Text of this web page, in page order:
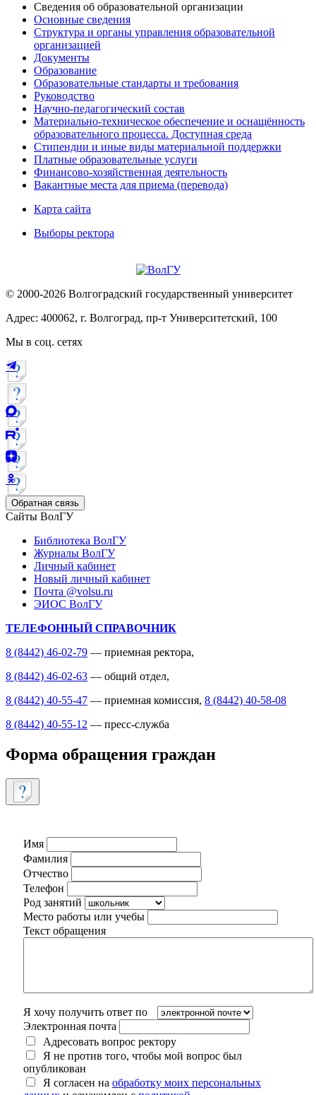
Сведения об образовательной организации
Основные сведения
Структура и органы управления образовательной
организацией
Документы
Образование
Образовательные стандарты и требования
Руководство
Научно-педагогический состав
Материально-техническое обеспечение и оснащённость
образовательного процесса. Доступная среда
Стипендии и иные виды материальной поддержки
Платные образовательные услуги
Финансово-хозяйственная деятельность
Вакантные места для приема (перевода)
Карта сайта
Выборы ректора
© 2000-2026 Волгоградский государственный университет
Адрес: 400062, г. Волгоград, пр-т Университетский, 100
Мы в соц. сетях
Обратная связь
Сайты ВолГУ
Библиотека ВолГУ
Журналы ВолГУ
Личный кабинет
Новый личный кабинет
Почта @volsu.ru
ЭИОС ВолГУ
ТЕЛЕФОННЫЙ СПРАВОЧНИК
8 (8442) 46-02-79 — приемная ректора,
8 (8442) 46-02-63 — общий отдел,
8 (8442) 40-55-47 — приемная комиссия, 8 (8442) 40-58-08
8 (8442) 40-55-12 — пресс-служба
Форма обращения граждан
Имя
Фамилия
Отчество
Телефон
Род занятий
Место работы или учебы
Текст обращения
Я хочу получить ответ по
Электронная почта
Адресовать вопрос ректору
Я не против того, чтобы мой вопрос был
опубликован
Я согласен на обработку моих персональных